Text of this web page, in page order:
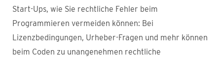
Start-Ups, wie Sie rechtliche Fehler beim
Programmieren vermeiden können: Bei
Lizenzbedingungen, Urheber-Fragen und mehr können
beim Coden zu unangenehmen rechtliche